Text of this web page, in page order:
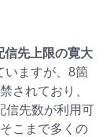
信先上限の寛大
いますが、8箇
されており、
信先数が利用可
こまで多くの